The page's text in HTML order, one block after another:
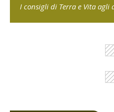
I consigli di Terra e Vita agli